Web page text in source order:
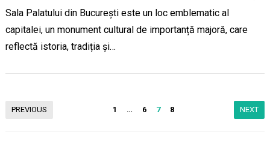
Sala Palatului din București este un loc emblematic al
capitalei, un monument cultural de importanță majoră, care
reflectă istoria, tradiția și…
Paginație
PREVIOUS 1 … 6 7 8 NEXT